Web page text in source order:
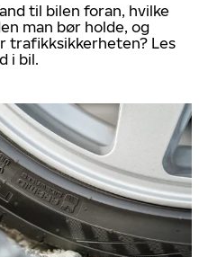
til bilen foran, hvilke
man bør holde, og
trafikksikkerheten? Les
i bil.